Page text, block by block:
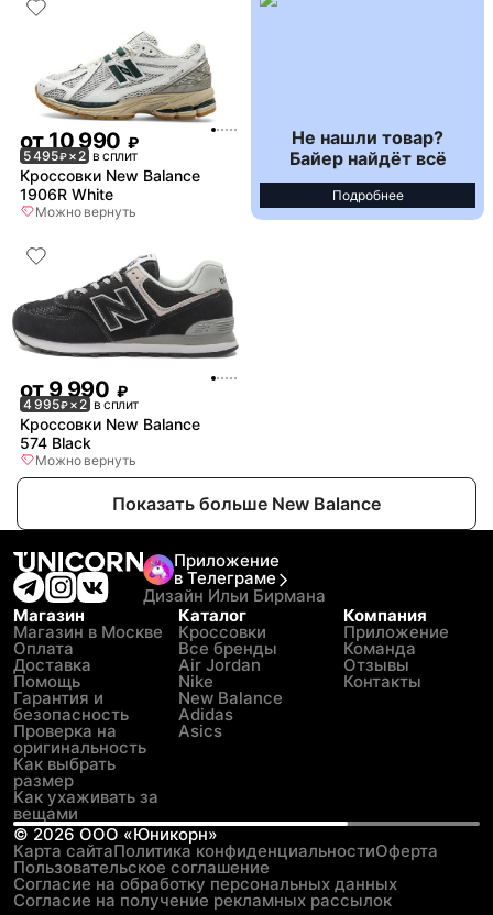
от10 990 ₽
5 495₽× 2 в сплит
Кроссовки New Balance
1906R White
Можно вернуть
Не нашли товар?
Байер найдёт всё
Подробнее
от 9 990 ₽
4 995₽× 2 в сплит
Кроссовки New Balance
574 Black
Можно вернуть
Показать больше New Balance
Приложение
в Телеграме
Дизайн Ильи Бирмана
Магазин
Магазин в Москве
Оплата
Доставка
Помощь
Гарантия и
безопасность
Проверка на
оригинальность
Как выбрать
размер
Как ухаживать за
вещами
Каталог
Кроссовки
Все бренды
Air Jordan
Nike
New Balance
Adidas
Asics
Компания
Приложение
Команда
Отзывы
Контакты
© 2026 ООО «Юникорн»
Карта сайтаПолитика конфиденциальностиОферта
Пользовательское соглашение
Согласие на обработку персональных данных
Согласие на получение рекламных рассылок